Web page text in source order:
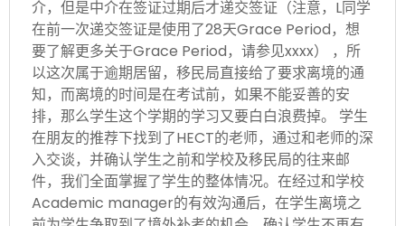
介，但是中介在签证过期后才递交签证（注意，L同学
在前一次递交签证是使用了28天Grace Period，想
要了解更多关于Grace Period，请参见xxxx） ，所
以这次属于逾期居留，移民局直接给了要求离境的通
知，而离境的时间是在考试前，如果不能妥善的安
排，那么学生这个学期的学习又要白白浪费掉。 学生
在朋友的推荐下找到了HECT的老师，通过和老师的深
入交谈，并确认学生之前和学校及移民局的往来邮
件，我们全面掌握了学生的整体情况。在经过和学校
Academic manager的有效沟通后，在学生离境之